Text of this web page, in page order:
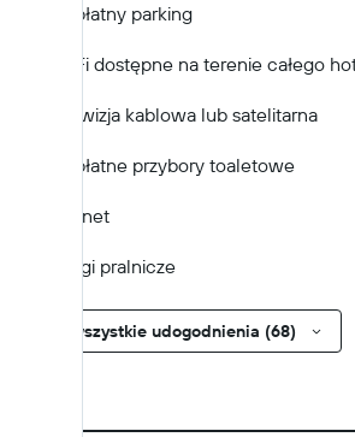
Bezpłatny parking
Wi-Fi dostępne na terenie całego
Telewizja kablowa lub satelitarna
Bezpłatne przybory toaletowe
Internet
Usługi pralnicze
Pokaż wszystkie udogodnienia (68)